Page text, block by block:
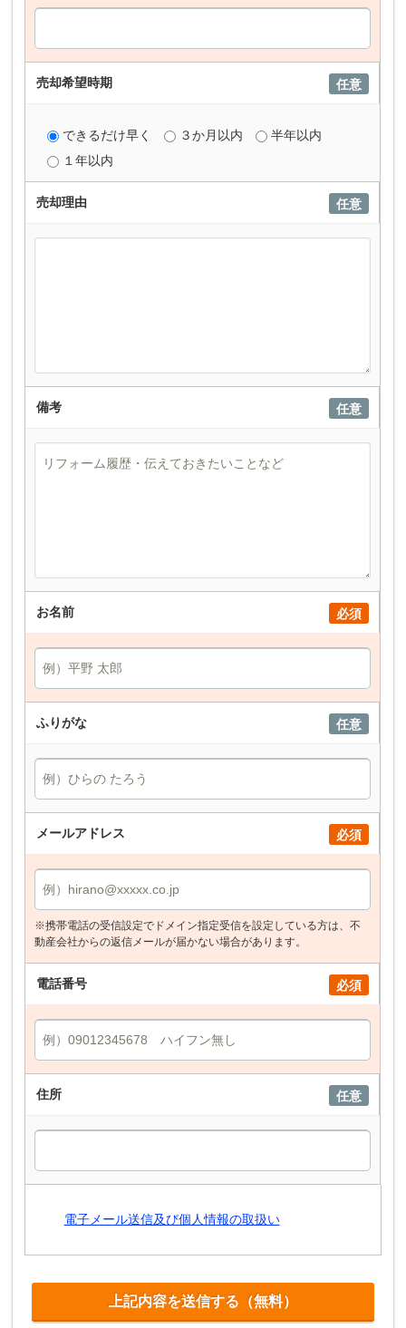
売却希望時期 任意
できるだけ早く ３か月以内
半年以内
１年以内
売却理由 任意
備考 任意
お名前 必須
ふりがな 任意
メールアドレス 必須
※携帯電話の受信設定でドメイン指定受信を設定している方は、不
動産会社からの返信メールが届かない場合があります。
電話番号 必須
住所 任意
電子メール送信及び個人情報の取扱い